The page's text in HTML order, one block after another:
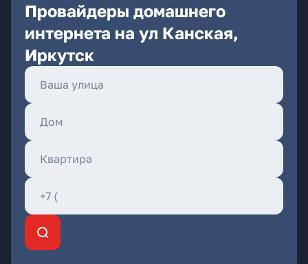
Провайдеры домашнего
интернета на ул Канская,
Иркутск